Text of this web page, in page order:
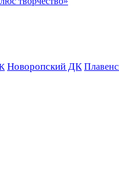
Новоропский ДК